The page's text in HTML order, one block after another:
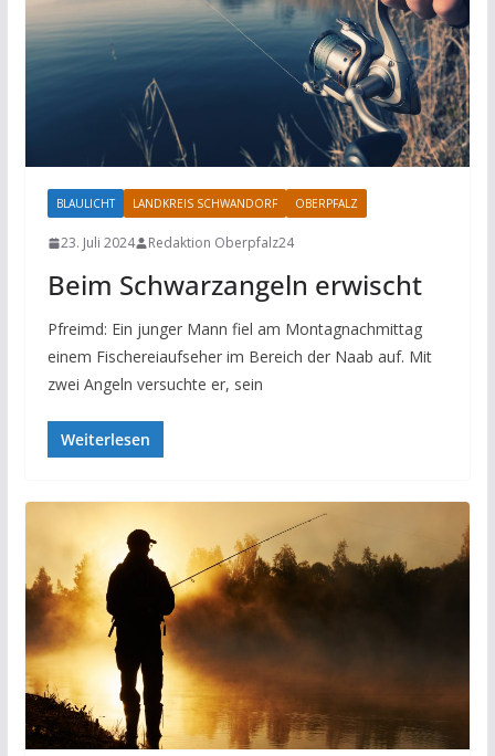
BLAULICHT LANDKREIS SCHWANDORF OBERPFALZ
23. Juli 2024 Redaktion Oberpfalz24
Beim Schwarzangeln erwischt
Pfreimd: Ein junger Mann fiel am Montagnachmittag
einem Fischereiaufseher im Bereich der Naab auf. Mit
zwei Angeln versuchte er, sein
Weiterlesen